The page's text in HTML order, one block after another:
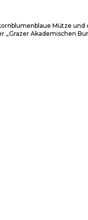
Mütze und
„Grazer Akademischen